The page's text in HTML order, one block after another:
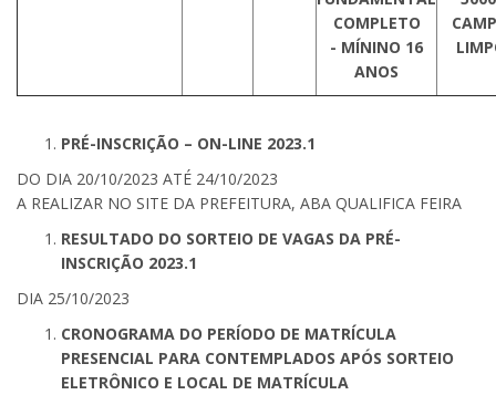
COMPLETO
- MÍNINO 16
ANOS
PRÉ-INSCRIÇÃO – ON-LINE 2023.1
DO DIA 20/10/2023 ATÉ 24/10/2023
A REALIZAR NO SITE DA PREFEITURA, ABA QUALIFICA FEIRA
RESULTADO DO SORTEIO DE VAGAS DA PRÉ-
INSCRIÇÃO 2023.1
DIA 25/10/2023
CRONOGRAMA DO PERÍODO DE MATRÍCULA
PRESENCIAL PARA CONTEMPLADOS APÓS SORTEIO
ELETRÔNICO E LOCAL DE MATRÍCULA